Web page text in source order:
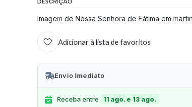
DESCRIÇÃO
Imagem de Nossa Senhora de Fátima em
Adicionar à lista de favoritos
Envio Imediato
Receba entre 11 ago. e 13 ago.